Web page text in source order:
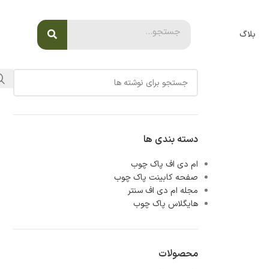
بلاگ
دسته بندی ها
ام دی اف پاک چوب
صفحه کابینت پاک چوب
مجله ام دی اف سنتر
هایگلاس پاک چوب
محصولات